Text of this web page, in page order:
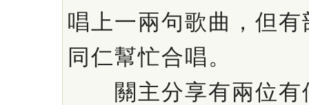
唱上一兩句歌曲，但
同仁幫忙合唱。
關主分享有兩位有